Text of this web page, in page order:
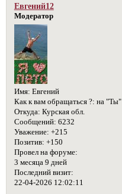
Евгений12
Модератор
Имя: Евгений
Как к вам обращаться ?: на "Ты"
Откуда: Курская обл.
Сообщений: 6232
Уважение: +215
Позитив: +150
Провел на форуме:
3 месяца 9 дней
Последний визит:
22-04-2026 12:02:11